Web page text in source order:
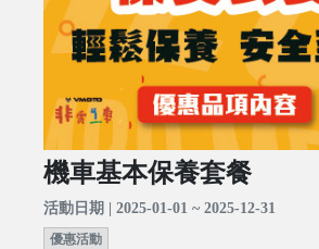
機車基本保養套餐
活動日期 | 2025-01-01 ~ 2025-12-31
優惠活動